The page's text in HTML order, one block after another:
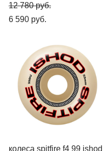
12 780 pуб.
6 590 pуб.
колеса spitfire f4 99 ishod